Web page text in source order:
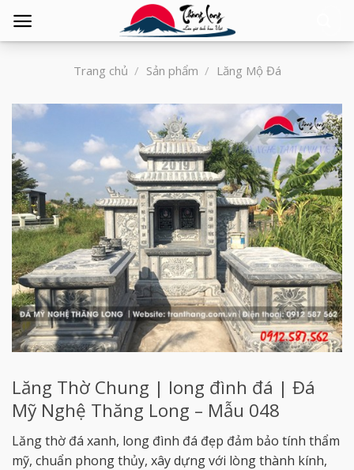
Trang chủ / Sản phẩm / Lăng Mộ Đá
Lăng Thờ Chung | long đình đá | Đá
Mỹ Nghệ Thăng Long – Mẫu 048
Lăng thờ đá xanh, long đình đá đẹp đảm bảo tính thẩm
mỹ, chuẩn phong thủy, xây dựng với lòng thành kính,